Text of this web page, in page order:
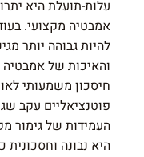
עלות-תועלת היא
אמבטיה מקצועי.
להיות גבוהה יותר
והאיכות של
חיסכון משמעותי
פוטנציאליים עקב
העמידות של גימור
היא נבונה וחסכונית